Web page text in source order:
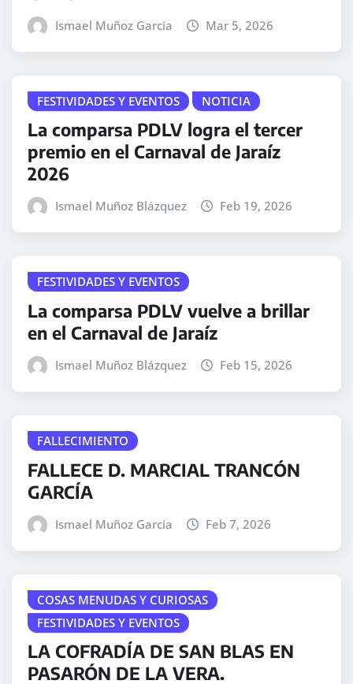
Ismael Muñoz Garcia Mar 5, 2026
FESTIVIDADES Y EVENTOS NOTICIA
La comparsa PDLV logra el tercer
premio en el Carnaval de Jaraíz
2026
Ismael Muñoz Blázquez Feb 19, 2026
FESTIVIDADES Y EVENTOS
La comparsa PDLV vuelve a brillar
en el Carnaval de Jaraíz
Ismael Muñoz Blázquez Feb 15, 2026
FALLECIMIENTO
FALLECE D. MARCIAL TRANCÓN
GARCÍA
Ismael Muñoz Garcia Feb 7, 2026
COSAS MENUDAS Y CURIOSAS
FESTIVIDADES Y EVENTOS
LA COFRADÍA DE SAN BLAS EN
PASARÓN DE LA VERA.